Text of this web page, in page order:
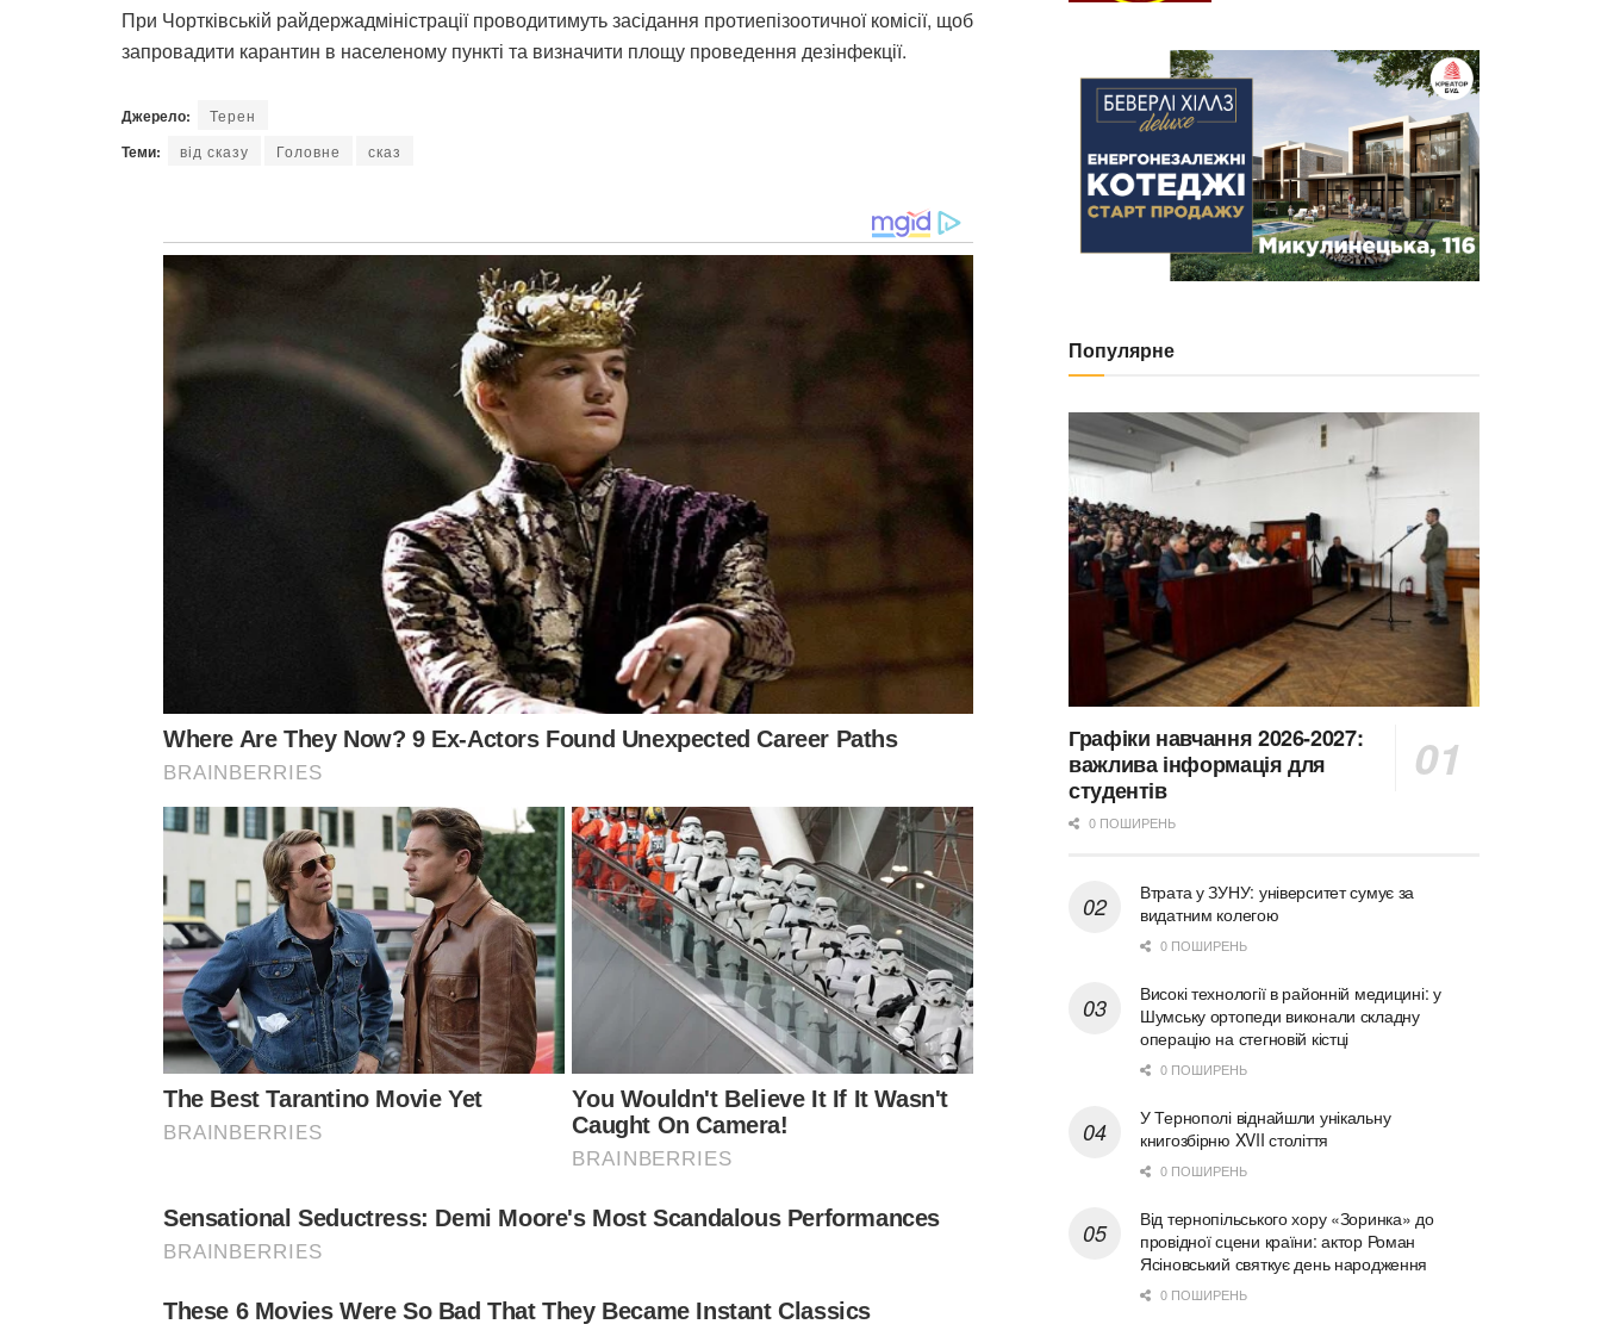
При Чортківській райдержадміністрації проводитимуть засідання протиепізоотичної комісії, щоб
запровадити карантин в населеному пункті та визначити площу проведення дезінфекції.
Джерело: Терен
Теми: від сказу Головне сказ
Популярне
Графіки навчання 2026-2027:
важлива інформація для
студентів
0 ПОШИРЕНЬ
Втрата у ЗУНУ: університет сумує за
видатним колегою
0 ПОШИРЕНЬ
Високі технології в районній медицині: у
Шумську ортопеди виконали складну
операцію на стегновій кістці
0 ПОШИРЕНЬ
У Тернополі віднайшли унікальну
книгозбірню XVII століття
0 ПОШИРЕНЬ
Від тернопільського хору «Зоринка» до
провідної сцени країни: актор Роман
Ясіновський святкує день народження
0 ПОШИРЕНЬ